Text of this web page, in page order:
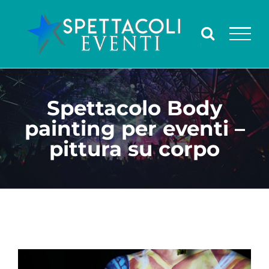
contenuto
Spettacolo Body
painting per eventi –
pittura su corpo